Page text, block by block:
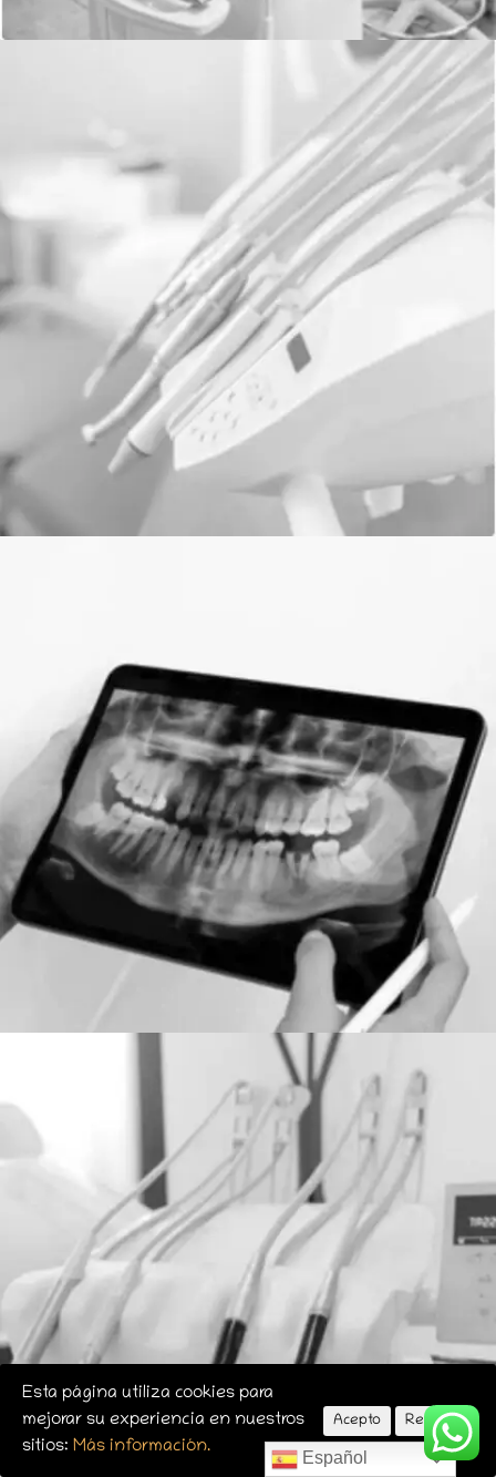
Español
Esta página utiliza cookies para
mejorar su experiencia en nuestros
sitios: Más información.
Acepto Rechazo